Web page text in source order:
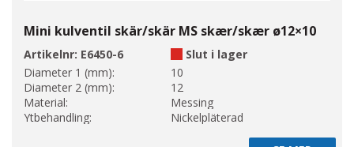
Mini kulventil skär/skär MS skær/skær ø12×10
Artikelnr: E6450-6
Slut i lager
Diameter 1 (mm):
10
Diameter 2 (mm):
12
Material:
Messing
Ytbehandling:
Nickelpläterad